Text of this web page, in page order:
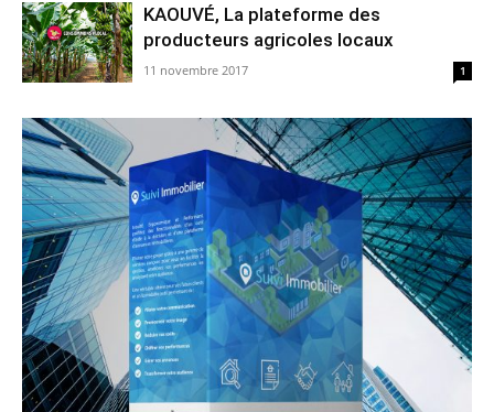
KAOUVÉ, La plateforme des
producteurs agricoles locaux
11 novembre 2017 1